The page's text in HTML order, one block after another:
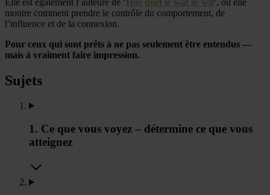
montre comment prendre le contrôle du comportement, de
l’influence et de la connexion.
Pour ceux qui sont prêts à ne pas seulement être entendus —
mais à vraiment faire impression.
Sujets
1. Ce que vous voyez – détermine ce que vous
atteignez